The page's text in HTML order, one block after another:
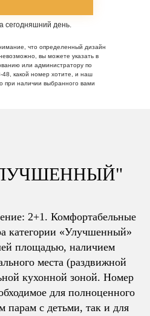
сегодняшний день.
что определенный дизайн
вы можете указать в
или администратору по
какой номер хотите, и наш
при наличии выбранного вами
2+1. Комфортабельные
категории «Улучшенный»
площадью, наличием
места (раздвижной
кухонной зоной. Номер
для полноценного
парам с детьми, так и для